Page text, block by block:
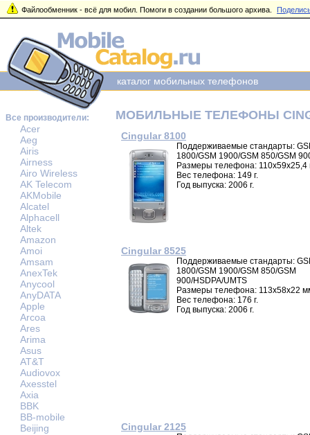
Файлообменник - всё для мобил. Помоги в создании большого архива.
Все производители:
Acer
Aeg
Airis
Airness
Airo Wireless
AK Telecom
AKMobile
Alcatel
Alphacell
Altek
Amazon
Amoi
Amsam
AnexTek
Anycool
AnyDATA
Apple
Arcoa
Ares
Arima
Asus
AT&T
Audiovox
Axesstel
Axia
BBK
BB-mobile
Beijing
каталог мобильных телефонов
МОБИЛЬНЫЕ ТЕЛЕФОНЫ
Cingular 8100
Поддерживаемые стандарты:
1800/GSM 1900/GSM 850/GSM
Размеры телефона: 110x59x25,4
Вес телефона: 149 г.
Год выпуска: 2006 г.
Cingular 8525
Поддерживаемые стандарты:
1800/GSM 1900/GSM 850/GSM
900/HSDPA/UMTS
Размеры телефона: 113x58x22
Вес телефона: 176 г.
Год выпуска: 2006 г.
Cingular 2125